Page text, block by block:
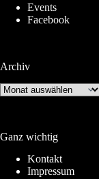
Events
Facebook
Archiv
Archiv
Ganz wichtig
Kontakt
Impressum